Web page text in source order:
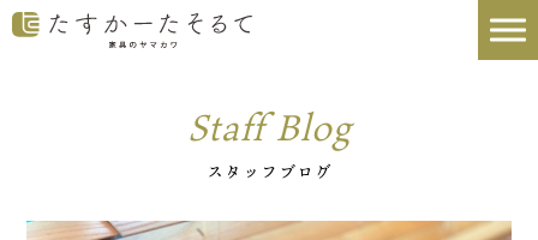
Staff Blog
スタッフブログ